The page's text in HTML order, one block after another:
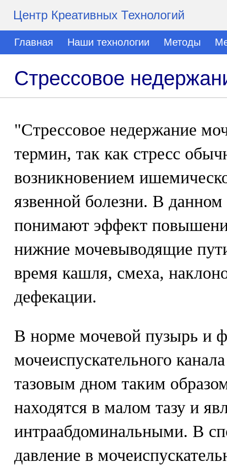
Центр Креативных Технологий
Главная Наши технологии Методы
Стрессовое
"Стрессовое недержание
термин, так как стресс
возникновением
язвенной болезни. В данном
понимают эффект
нижние мочевыводящие
время кашля, смеха,
дефекации.
В норме мочевой пузырь и
мочеиспускательного
тазовым дном таким
находятся в малом тазу и
интраабдоминальными. В
давление в